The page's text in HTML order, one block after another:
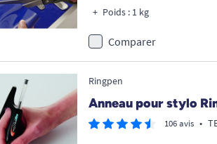
Poids : 1 kg
Comparer
Ringpen
Anneau pour stylo
106 avis •